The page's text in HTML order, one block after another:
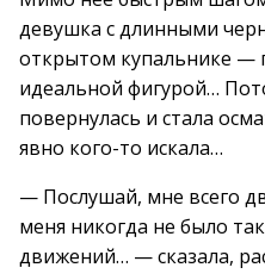
девушка с длинными
открытом купальнике —
идеальной фигурой…
повернулась и стала
явно кого-то искала…
— Послушай, мне всего
меня никогда не было
движений… — сказала,